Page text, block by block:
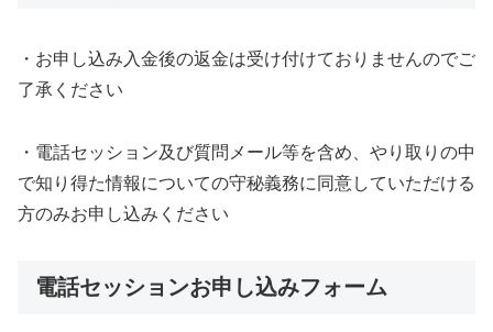
・お申し込み入金後の返金は受け付けておりませんのでご
了承ください
・電話セッション及び質問メール等を含め、やり取りの中
で知り得た情報についての守秘義務に同意していただける
方のみお申し込みください
電話セッションお申し込みフォーム